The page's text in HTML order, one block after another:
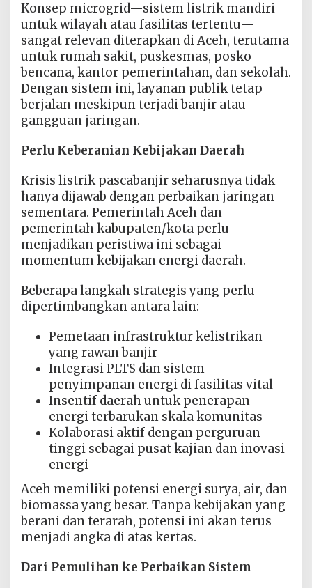
Konsep microgrid—sistem listrik mandiri
untuk wilayah atau fasilitas tertentu—
sangat relevan diterapkan di Aceh, terutama
untuk rumah sakit, puskesmas, posko
bencana, kantor pemerintahan, dan sekolah.
Dengan sistem ini, layanan publik tetap
berjalan meskipun terjadi banjir atau
gangguan jaringan.
Perlu Keberanian Kebijakan Daerah
Krisis listrik pascabanjir seharusnya tidak
hanya dijawab dengan perbaikan jaringan
sementara. Pemerintah Aceh dan
pemerintah kabupaten/kota perlu
menjadikan peristiwa ini sebagai
momentum kebijakan energi daerah.
Beberapa langkah strategis yang perlu
dipertimbangkan antara lain:
Pemetaan infrastruktur kelistrikan
yang rawan banjir
Integrasi PLTS dan sistem
penyimpanan energi di fasilitas vital
Insentif daerah untuk penerapan
energi terbarukan skala komunitas
Kolaborasi aktif dengan perguruan
tinggi sebagai pusat kajian dan inovasi
energi
Aceh memiliki potensi energi surya, air, dan
biomassa yang besar. Tanpa kebijakan yang
berani dan terarah, potensi ini akan terus
menjadi angka di atas kertas.
Dari Pemulihan ke Perbaikan Sistem